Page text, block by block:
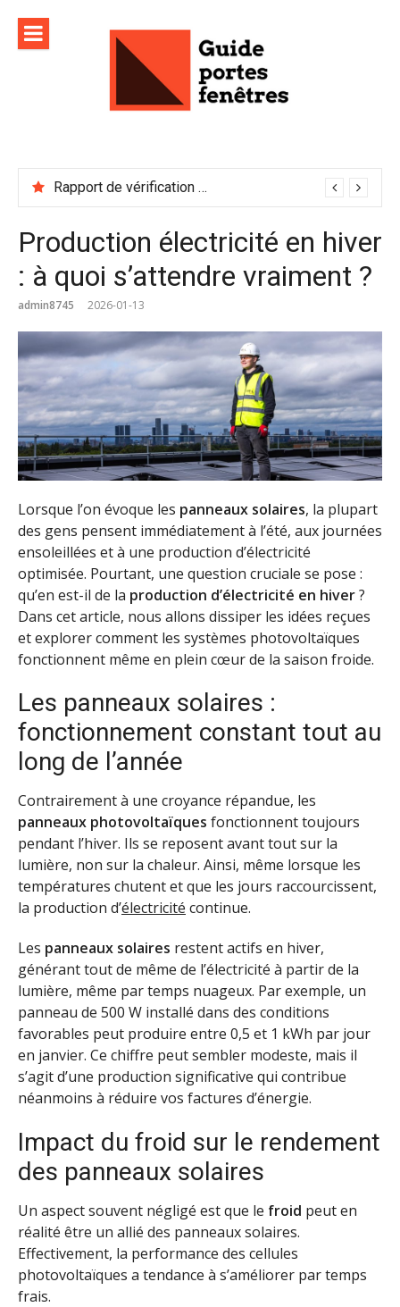
contenu
Rapport de vérification sécurité : à conserver précieusement
Production électricité en hiver
: à quoi s’attendre vraiment ?
admin8745 2026-01-13
Lorsque l’on évoque les panneaux solaires, la plupart
des gens pensent immédiatement à l’été, aux journées
ensoleillées et à une production d’électricité
optimisée. Pourtant, une question cruciale se pose :
qu’en est-il de la production d’électricité en hiver?
Dans cet article, nous allons dissiper les idées reçues
et explorer comment les systèmes photovoltaïques
fonctionnent même en plein cœur de la saison froide.
Les panneaux solaires :
fonctionnement constant tout au
long de l’année
Contrairement à une croyance répandue, les
panneaux photovoltaïques fonctionnent toujours
pendant l’hiver. Ils se reposent avant tout sur la
lumière, non sur la chaleur. Ainsi, même lorsque les
températures chutent et que les jours raccourcissent,
la production d’électricité continue.
Les panneaux solaires restent actifs en hiver,
générant tout de même de l’électricité à partir de la
lumière, même par temps nuageux. Par exemple, un
panneau de 500 W installé dans des conditions
favorables peut produire entre 0,5 et 1 kWh par jour
en janvier. Ce chiffre peut sembler modeste, mais il
s’agit d’une production significative qui contribue
néanmoins à réduire vos factures d’énergie.
Impact du froid sur le rendement
des panneaux solaires
Un aspect souvent négligé est que le froid peut en
réalité être un allié des panneaux solaires.
Effectivement, la performance des cellules
photovoltaïques a tendance à s’améliorer par temps
frais.